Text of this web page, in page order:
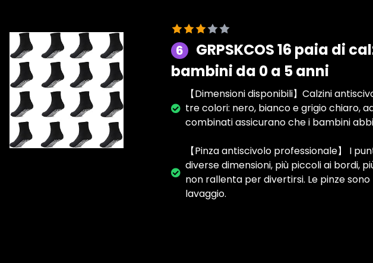
6
GRPSKCOS 16 paia di
bambini da 0 a 5 anni
【Dimensioni disponibili】Calzini
tre colori: nero, bianco e grigio chiaro,
combinati assicurano che i bambini
【Pinza antiscivolo professionale】 I
diverse dimensioni, più piccoli ai bordi,
non rallenta per divertirsi. Le pinze
lavaggio.